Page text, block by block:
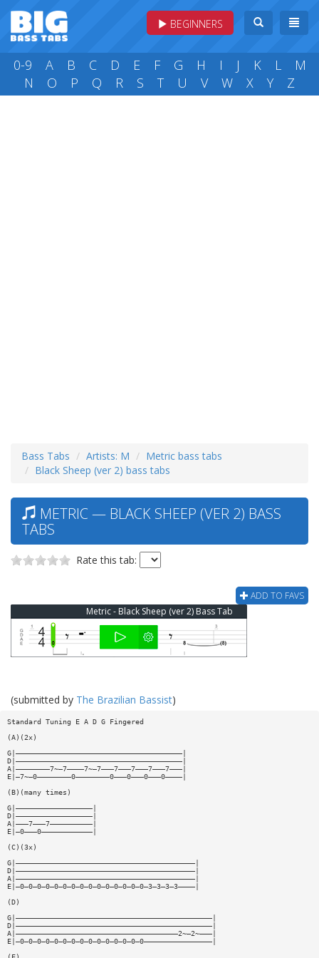
BEGINNERS
0-9 A B C D E F G H I J K L
M
N
O P Q R S T U V W X Y Z
Bass Tabs Artists: M
Metric bass tabs
Black Sheep (ver 2) bass tabs
METRIC — BLACK SHEEP (VER 2) BASS
TABS
Rate this tab:
ADD TO FAVS
Metric - Black Sheep (ver 2) Bass Tab
(submitted by The Brazilian Bassist)
Standard Tuning E A D G Fingered
(A)(2x)
G|———————————————————————————————————————|
D|———————————————————————————————————————|
A|————————7~—7————7~—7———7———7———7———7———|
E|—7~—0————————0————————0———0———0———0————|
(B)(many times)
G|——————————————————|
D|——————————————————|
A|———7———7——————————|
E|—0———0————————————|
(C)(3x)
G|——————————————————————————————————————————|
D|——————————————————————————————————————————|
A|——————————————————————————————————————————|
E|—0—0—0—0—0—0—0—0—0—0—0—0—0—0—0—3—3—3—3————|
(D)
G|——————————————————————————————————————————————|
D|——————————————————————————————————————————————|
A|——————————————————————————————————————2~—2~———|
E|—0—0—0—0—0—0—0—0—0—0—0—0—0—0—0————————————————|